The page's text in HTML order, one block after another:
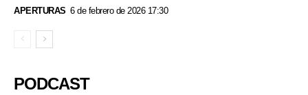
APERTURAS 6 de febrero de 2026 17:30
PODCAST